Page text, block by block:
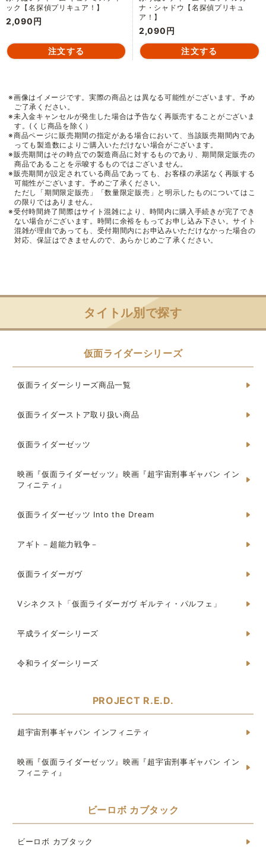
ック【名探偵プリキュア！】
2,090円
ナ・シャドウ【名探偵プリキュ
ア！】
2,090円
※画像はイメージです。実際の商品とは異なる可能性がございます。予め
ご了承ください。
※未入金キャンセルが発生した場合は予告なく再販売することがございま
す。(くじ商品を除く）
※商品ページに販売期間の指定がある場合において、当該販売期間内であ
っても製造数によりご購入いただけない場合がございます。
※販売期間はその時点での製造商品に対するものであり、期間限定販売の
商品であることを示唆するものではございません。
※販売期間が設定されている商品であっても、お客様の承諾なく再販する
可能性がございます。予めご了承ください。
ただし「期間限定販売」「数量限定販売」と明示したものについてはこ
の限りではありません。
※受付時間終了間際はサイト混雑により、時間内に購入手続きが完了でき
ない場合がございます。時間に余裕をもってお申し込み下さい。サイト
混雑が理由であっても、受付期間内にお申込みいただけなかった場合の
対応、保証はできませんので、あらかじめご了承ください。
タイトル別で探す
仮面ライダーシリーズ
仮面ライダーシリーズ商品一覧
仮面ライダーストア取り扱い商品
仮面ライダーゼッツ
映画『仮面ライダーゼッツ』映画『超宇宙刑事ギャバン イン
フィニティ』
仮面ライダーゼッツ Into the Dream
アギト－超能力戦争－
仮面ライダーガヴ
Vシネクスト「仮面ライダーガヴ ギルティ・パルフェ」
平成ライダーシリーズ
令和ライダーシリーズ
PROJECT R.E.D.
超宇宙刑事ギャバン インフィニティ
映画『仮面ライダーゼッツ』映画『超宇宙刑事ギャバン イン
フィニティ』
ビーロボ カブタック
ビーロボ カブタック